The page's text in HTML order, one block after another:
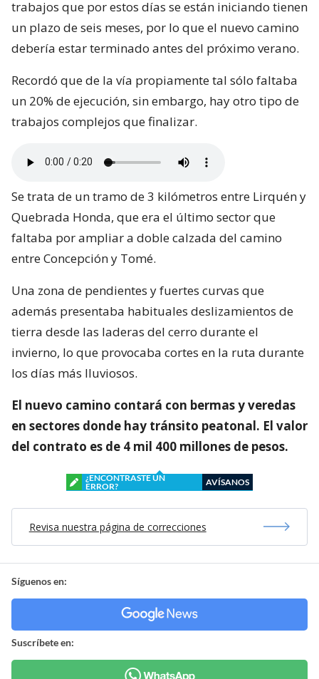
trabajos que por estos días se están iniciando tienen
un plazo de seis meses, por lo que el nuevo camino
debería estar terminado antes del próximo verano.
Recordó que de la vía propiamente tal sólo faltaba
un 20% de ejecución, sin embargo, hay otro tipo de
trabajos complejos que finalizar.
Se trata de un tramo de 3 kilómetros entre Lirquén y
Quebrada Honda, que era el último sector que
faltaba por ampliar a doble calzada del camino
entre Concepción y Tomé.
Una zona de pendientes y fuertes curvas que
además presentaba habituales deslizamientos de
tierra desde las laderas del cerro durante el
invierno, lo que provocaba cortes en la ruta durante
los días más lluviosos.
El nuevo camino contará con bermas y veredas
en sectores donde hay tránsito peatonal. El valor
del contrato es de 4 mil 400 millones de pesos.
¿ENCONTRASTE UN
ERROR?
AVÍSANOS
Revisa nuestra página de correcciones
Síguenos en:
Suscríbete en: